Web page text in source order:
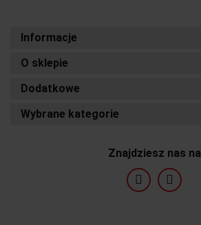
Informacje
O sklepie
Dodatkowe
Wybrane kategorie
Znajdziesz nas na